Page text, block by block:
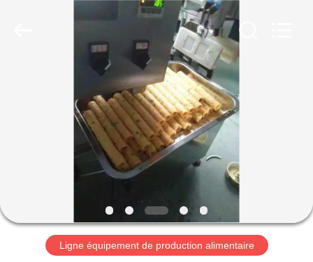
MAISON
PRODUITS
VIDÉOS
Ligne équipement de production alimentaire